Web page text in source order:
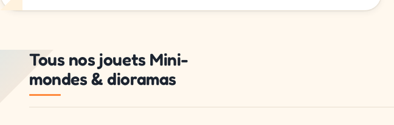
Tous nos jouets Mini-
mondes & dioramas